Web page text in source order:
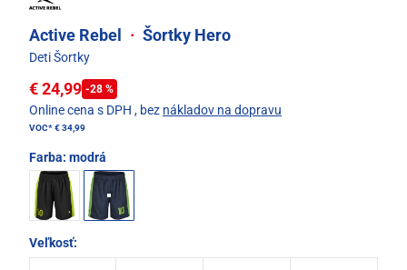
Active Rebel · Šortky Hero
Deti Šortky
€ 24,99 -28 %
Online cena s DPH , bez nákladov na dopravu
VOC*€ 34,99
Farba: modrá
Veľkosť: